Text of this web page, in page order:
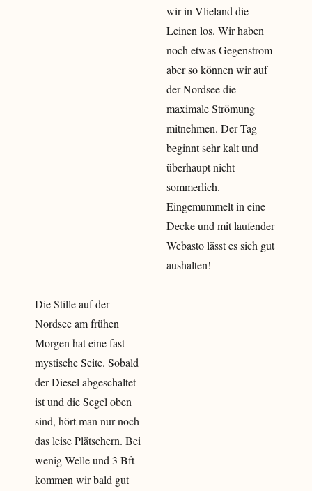
wir in Vlieland die
Leinen los. Wir haben
noch etwas Gegenstrom
aber so können wir auf
der Nordsee die
maximale Strömung
mitnehmen. Der Tag
beginnt sehr kalt und
überhaupt nicht
sommerlich.
Eingemummelt in eine
Decke und mit laufender
Webasto lässt es sich gut
aushalten!
Die Stille auf der
Nordsee am frühen
Morgen hat eine fast
mystische Seite. Sobald
der Diesel abgeschaltet
ist und die Segel oben
sind, hört man nur noch
das leise Plätschern. Bei
wenig Welle und 3 Bft
kommen wir bald gut